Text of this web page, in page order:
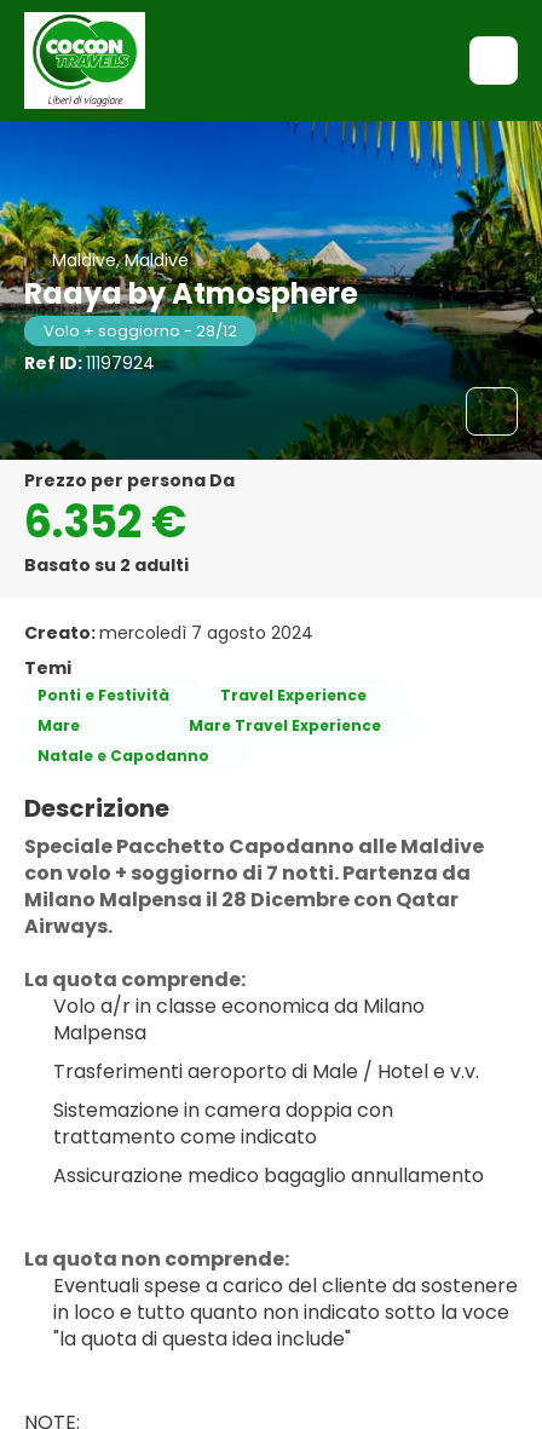
Maldive, Maldive
Raaya by Atmosphere
Volo + soggiorno - 28/12
Ref ID:11197924
Prezzo per persona Da
6.352 €
Basato su 2 adulti
Creato:mercoledì 7 agosto 2024
Temi
Ponti e Festività
Travel Experience
Mare
Mare Travel Experience
Natale e Capodanno
Descrizione
Speciale Pacchetto Capodanno alle Maldive
con volo + soggiorno di 7 notti. Partenza da
Milano Malpensa il 28 Dicembre con Qatar
Airways.
La quota comprende:
Volo a/r in classe economica da Milano
Malpensa
Trasferimenti aeroporto di Male / Hotel e v.v.
Sistemazione in camera doppia con
trattamento come indicato
Assicurazione medico bagaglio annullamento
La quota non comprende:
Eventuali spese a carico del cliente da sostenere
in loco e tutto quanto non indicato sotto la voce
"la quota di questa idea include"
NOTE: